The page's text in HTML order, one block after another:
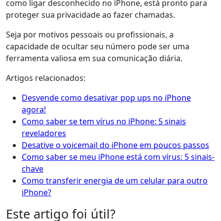
como ligar desconhecido no iPhone, está pronto para
proteger sua privacidade ao fazer chamadas.
Seja por motivos pessoais ou profissionais, a
capacidade de ocultar seu número pode ser uma
ferramenta valiosa em sua comunicação diária.
Artigos relacionados:
Desvende como desativar pop ups no iPhone
agora!
Como saber se tem vírus no iPhone: 5 sinais
reveladores
Desative o voicemail do iPhone em poucos passos
Como saber se meu iPhone está com vírus: 5 sinais-
chave
Como transferir energia de um celular para outro
iPhone?
Este artigo foi útil?